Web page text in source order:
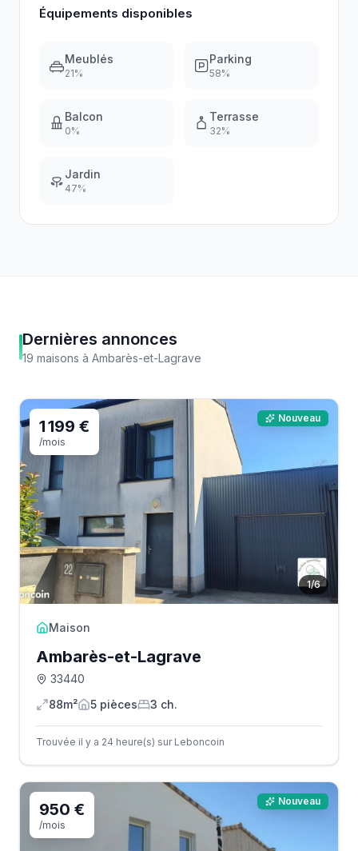
Équipements disponibles
Meublés
21%
Parking
58%
Balcon
0%
Terrasse
32%
Jardin
47%
Dernières annonces
19 maisons à Ambarès-et-Lagrave
1/6
1 199 €
/mois
Nouveau
Maison
Ambarès-et-Lagrave
33440
88m²
5 pièces 3 ch.
Trouvée il y a 24 heure(s) sur Leboncoin
950 €
/mois
Nouveau